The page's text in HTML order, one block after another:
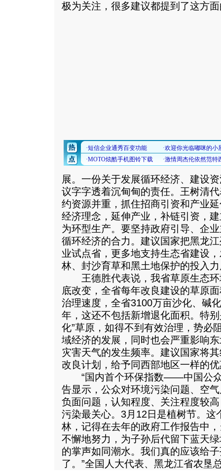
极为关注，很多建议都提到了这方
展。一份关于发展循环经济、建设
议字字透着沉甸甸的责任。王树清
约资源并重，抓住招商引资和产业
经济理念，延伸产业，补链引资，
为环型生产。要坚持政府引导、企
循环经济的合力。建议国家把黑龙
业试点省，更多地支持生态省建设
林、封沙育草和黑土地保护的投入
王德胜代表说，我省草原生态环
底改变，全省每年改良建设的草原
治理速度，全省3100万亩沙化、碱
年，这还不包括新增退化面积。特
化”草原，如得不到有效治理，势必
域经济的发展，同时也会严重影响
灾害天气的发生频率。建议国家将
改良计划，给予同西部地区一样的
“国内首个环保指数——中国公众
告显示，公众对环境污染问题、空
负面问题，认知程度、关注程度较
污染最关心。3月12日是植树节。这
林，记得在去年的政府工作报告中
不懈地努力，为子孙后代留下蓝天
的掌声如同潮水。我们真的应该给
了。”全国人大代表、黑龙江省农垦